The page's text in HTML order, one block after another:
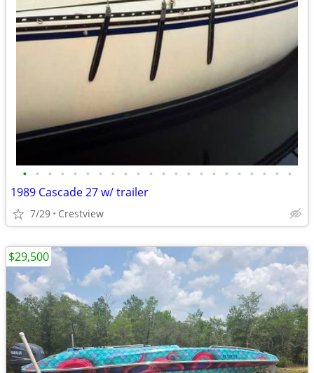
• • • • • • • • • • • • • • • • • • • • • •
1989 Cascade 27 w/ trailer
7/29 Crestview
$29,500